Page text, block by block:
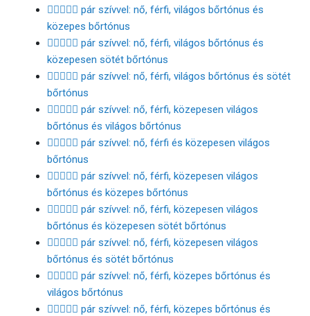
👩🏻‍❤️‍👨🏽 pár szívvel: nő, férfi, világos bőrtónus és
közepes bőrtónus
👩🏻‍❤️‍👨🏾 pár szívvel: nő, férfi, világos bőrtónus és
közepesen sötét bőrtónus
👩🏻‍❤️‍👨🏿 pár szívvel: nő, férfi, világos bőrtónus és sötét
bőrtónus
👩🏼‍❤️‍👨🏻 pár szívvel: nő, férfi, közepesen világos
bőrtónus és világos bőrtónus
👩🏼‍❤️‍👨🏼 pár szívvel: nő, férfi és közepesen világos
bőrtónus
👩🏼‍❤️‍👨🏽 pár szívvel: nő, férfi, közepesen világos
bőrtónus és közepes bőrtónus
👩🏼‍❤️‍👨🏾 pár szívvel: nő, férfi, közepesen világos
bőrtónus és közepesen sötét bőrtónus
👩🏼‍❤️‍👨🏿 pár szívvel: nő, férfi, közepesen világos
bőrtónus és sötét bőrtónus
👩🏽‍❤️‍👨🏻 pár szívvel: nő, férfi, közepes bőrtónus és
világos bőrtónus
👩🏽‍❤️‍👨🏼 pár szívvel: nő, férfi, közepes bőrtónus és